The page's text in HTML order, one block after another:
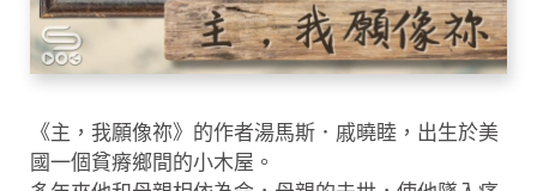
《主，我願像祢》的作者湯馬斯．戚曉睦，出生於美
國一個貧瘠鄉間的小木屋。